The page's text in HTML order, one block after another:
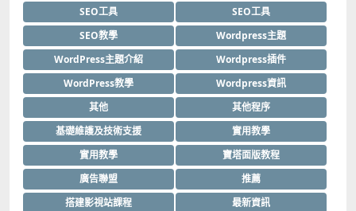
SEO工具
SEO工具
SEO教學
Wordpress主題
WordPress主題介紹
Wordpress插件
WordPress教學
Wordpress資訊
其他
其他程序
基礎維護及技術支援
實用教學
實用教學
寶塔面版教程
廣告聯盟
推薦
搭建影視站課程
最新資訊